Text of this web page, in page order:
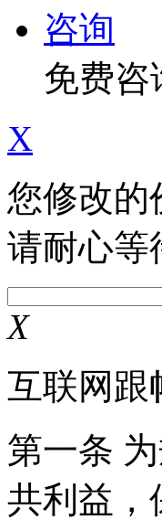
咨询
免费咨
X
您修改的
请耐心等
X
互联网跟
第一条
共利益，